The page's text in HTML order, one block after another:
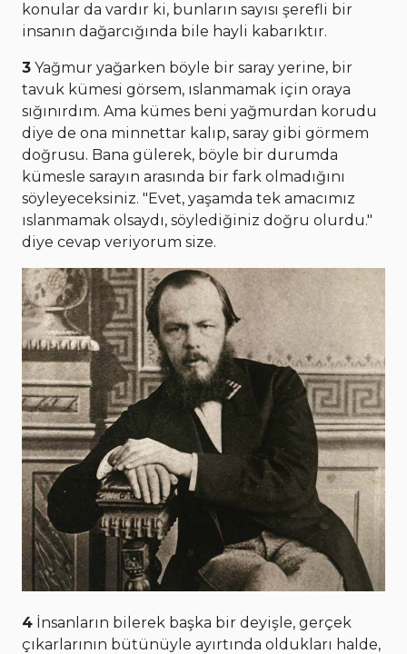
konular da vardır ki, bunların sayısı şerefli bir
insanın dağarcığında bile hayli kabarıktır.
3 Yağmur yağarken böyle bir saray yerine, bir
tavuk kümesi görsem, ıslanmamak için oraya
sığınırdım. Ama kümes beni yağmurdan korudu
diye de ona minnettar kalıp, saray gibi görmem
doğrusu. Bana gülerek, böyle bir durumda
kümesle sarayın arasında bir fark olmadığını
söyleyeceksiniz. "Evet, yaşamda tek amacımız
ıslanmamak olsaydı, söylediğiniz doğru olurdu."
diye cevap veriyorum size.
4 İnsanların bilerek başka bir deyişle, gerçek
çıkarlarının bütünüyle ayırtında oldukları halde,